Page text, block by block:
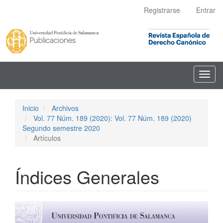
principal
Barra
lateral
Registrarse Entrar
Inicio
Archivos
Vol. 77 Núm. 189 (2020): Vol. 77 Núm. 189 (2020)
Segundo semestre 2020
Artículos
Índices Generales
Barra